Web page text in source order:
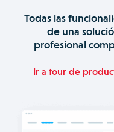
Todas las
de una
profesional
Ir a tour de